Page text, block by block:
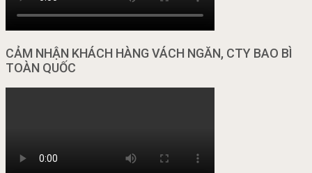
CẢM NHẬN KHÁCH HÀNG VÁCH NGĂN, CTY BAO BÌ
TOÀN QUỐC